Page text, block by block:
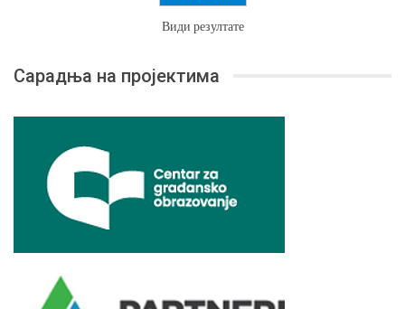
Види резултате
Сарадња на пројектима